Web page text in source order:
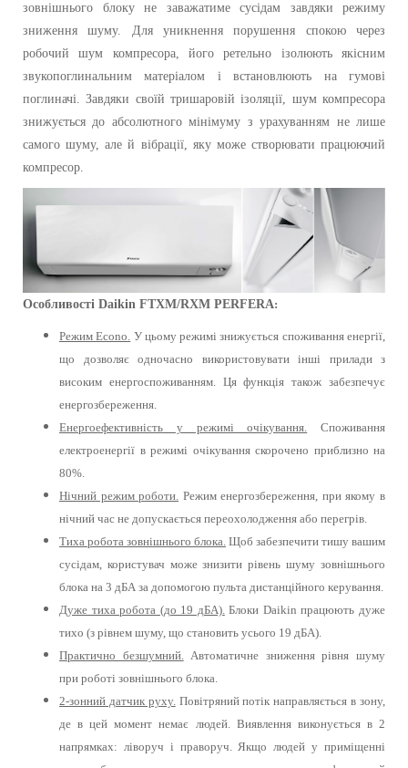
зовнішнього блоку не заважатиме сусідам завдяки режиму
зниження шуму. Для уникнення порушення спокою через
робочий шум компресора, його ретельно ізолюють якісним
звукопоглинальним матеріалом і встановлюють на гумові
поглиначі. Завдяки своїй тришаровій ізоляції, шум компресора
знижується до абсолютного мінімуму з урахуванням не лише
самого шуму, але й вібрації, яку може створювати працюючий
компресор.
Особливості Daikin FTXM/RXM PERFERA:
Режим Еcono. У цьому режимі знижується споживання енергії,
що дозволяє одночасно використовувати інші прилади з
високим енергоспоживанням. Ця функція також забезпечує
енергозбереження.
Енергоефективність у режимі очікування.
Споживання
електроенергії в режимі очікування скорочено приблизно на
80%.
Нічний режим роботи. Режим енергозбереження, при якому в
нічний час не допускається переохолодження або перегрів.
Тиха робота зовнішнього блока. Щоб забезпечити тишу вашим
сусідам, користувач може знизити рівень шуму зовнішнього
блока на 3 дБА за допомогою пульта дистанційного керування.
Дуже тиха робота (до 19 дБА). Блоки Daikin працюють дуже
тихо (з рівнем шуму, що становить усього 19 дБА).
Практично безшумний. Автоматичне зниження рівня шуму
при роботі зовнішнього блока.
2-зонний датчик руху. Повітряний потік направляється в зону,
де в цей момент немає людей. Виявлення виконується в 2
напрямках: ліворуч і праворуч. Якщо людей у приміщенні